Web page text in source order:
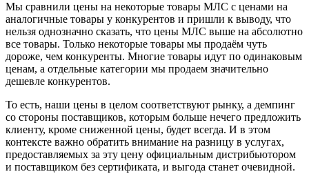
Мы сравнили цены на некоторые товары МЛС с ценами на
аналогичные товары у конкурентов и пришли к выводу, что
нельзя однозначно сказать, что цены МЛС выше на абсолютно
все товары. Только некоторые товары мы продаём чуть
дороже, чем конкуренты. Многие товары идут по одинаковым
ценам, а отдельные категории мы продаем значительно
дешевле конкурентов.
То есть, наши цены в целом соответствуют рынку, а демпинг
со стороны поставщиков, которым больше нечего предложить
клиенту, кроме сниженной цены, будет всегда. И в этом
контексте важно обратить внимание на разницу в услугах,
предоставляемых за эту цену официальным дистрибьютором
и поставщиком без сертификата, и выгода станет очевидной.